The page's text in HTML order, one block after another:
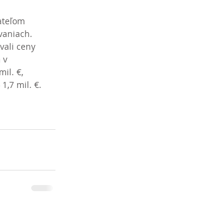
ceny
v
€,
mil. €.